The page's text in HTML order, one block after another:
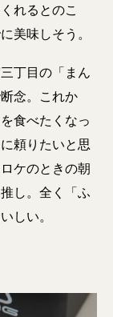
れるとのこ
美味しそう。
丁目の「まん
念。これか
食べたくなっ
頼りたいと思
ケのときの朝
し。全く「ふ
しい。